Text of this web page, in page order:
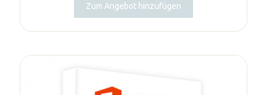
Zum Angebot hinzufügen